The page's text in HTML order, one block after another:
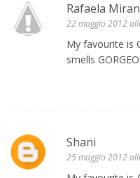
Rafaela
22 maggio 2012
My favourite is
smells
Shani
25 maggio 2012